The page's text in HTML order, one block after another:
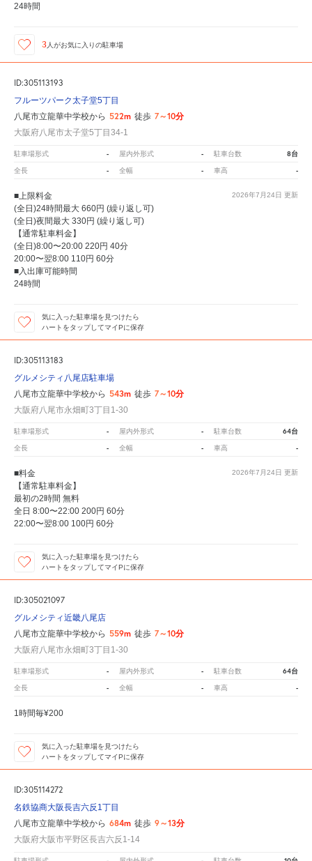
24時間
3人がお気に入りの駐車場
ID:305113193
フルーツパーク太子堂5丁目
八尾市立龍華中学校から 522m 徒歩 7～10分
大阪府八尾市太子堂5丁目34-1
駐車場形式 - 屋内外形式 - 駐車台数 8台
全長 - 全幅 - 車高 -
2026年7月24日 更新
■上限料金
(全日)24時間最大 660円 (繰り返し可)
(全日)夜間最大 330円 (繰り返し可)
【通常駐車料金】
(全日)8:00〜20:00 220円 40分
20:00〜翌8:00 110円 60分
■入出庫可能時間
24時間
気に入った駐車場を見つけたら
ハートをタップしてマイPに保存
ID:305113183
グルメシティ八尾店駐車場
八尾市立龍華中学校から 543m 徒歩 7～10分
大阪府八尾市永畑町3丁目1-30
駐車場形式 - 屋内外形式 - 駐車台数 64台
全長 - 全幅 - 車高 -
2026年7月24日 更新
■料金
【通常駐車料金】
最初の2時間 無料
全日 8:00〜22:00 200円 60分
22:00〜翌8:00 100円 60分
気に入った駐車場を見つけたら
ハートをタップしてマイPに保存
ID:305021097
グルメシティ近畿八尾店
八尾市立龍華中学校から 559m 徒歩 7～10分
大阪府八尾市永畑町3丁目1-30
駐車場形式 - 屋内外形式 - 駐車台数 64台
全長 - 全幅 - 車高 -
1時間毎¥200
気に入った駐車場を見つけたら
ハートをタップしてマイPに保存
ID:305114272
名鉄協商大阪長吉六反1丁目
八尾市立龍華中学校から 684m 徒歩 9～13分
大阪府大阪市平野区長吉六反1-14